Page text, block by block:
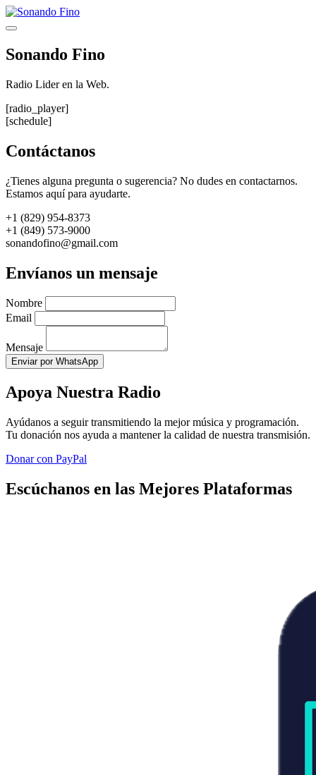
Saltar
al
Menú
Sonando Fino
Radio Lider en la Web.
[radio_player]
[schedule]
Contáctanos
¿Tienes alguna pregunta o sugerencia? No dudes en contactarnos.
Estamos aquí para ayudarte.
+1 (829) 954-8373
+1 (849) 573-9000
sonandofino@gmail.com
Envíanos un mensaje
Nombre
Email
Mensaje
Enviar por WhatsApp
Apoya Nuestra Radio
Ayúdanos a seguir transmitiendo la mejor música y programación.
Tu donación nos ayuda a mantener la calidad de nuestra transmisión.
Donar con PayPal
Escúchanos en las Mejores Plataformas